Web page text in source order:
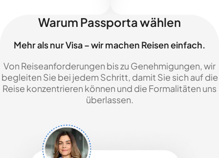
Warum Passporta wählen
Mehr als nur Visa – wir machen Reisen einfach.
Von Reiseanforderungen bis zu Genehmigungen, wir
begleiten Sie bei jedem Schritt, damit Sie sich auf die
Reise konzentrieren können und die Formalitäten uns
überlassen.